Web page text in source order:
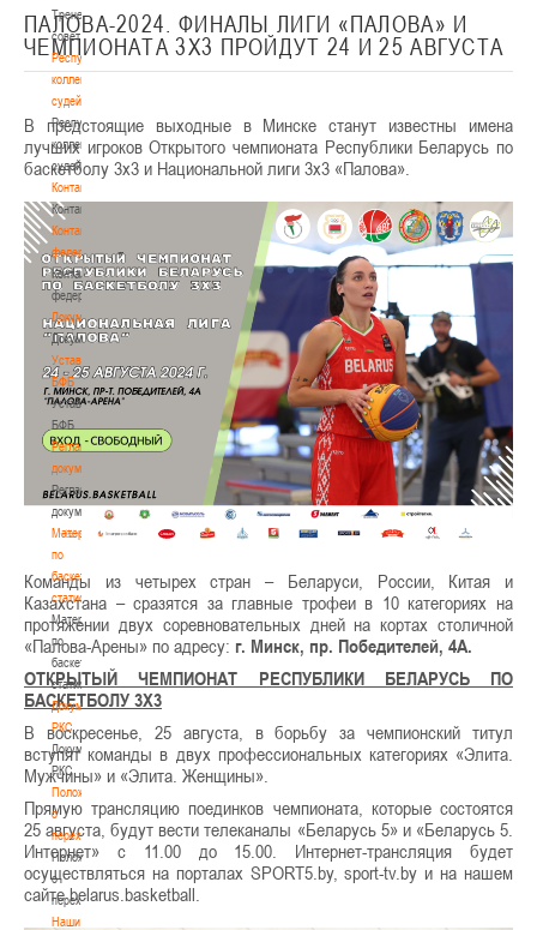
Тренерский
совет
Республиканская
коллегия
судей
Республиканская
коллегия
судей
Контакты
Контакты
Контакты
федерации
Контакты
федерации
Документы
Документы
Устав
БФБ
Устав
БФБ
Регламентирующие
документы
Регламентирующие
документы
Материалы
по
баскетбольной
статистике
Материалы
по
баскетбольной
статистике
Документы
РКС
Документы
РКС
Положение
о
переходах
Положение
о
переходах
Наши
ПАЛОВА-2024. ФИНАЛЫ ЛИГИ «ПАЛОВА» И
ЧЕМПИОНАТА 3Х3 ПРОЙДУТ 24 И 25 АВГУСТА
В предстоящие выходные в Минске станут известны имена
лучших игроков Открытого чемпионата Республики Беларусь по
баскетболу 3х3 и Национальной лиги 3х3 «Палова».
Команды из четырех стран – Беларуси, России, Китая и
Казахстана – сразятся за главные трофеи в 10 категориях на
протяжении двух соревновательных дней на кортах столичной
«Палова-Арены» по адресу: г. Минск, пр. Победителей, 4А.
ОТКРЫТЫЙ ЧЕМПИОНАТ РЕСПУБЛИКИ БЕЛАРУСЬ ПО
БАСКЕТБОЛУ 3Х3
В воскресенье, 25 августа, в борьбу за чемпионский титул
вступят команды в двух профессиональных категориях «Элита.
Мужчины» и «Элита. Женщины».
Прямую трансляцию поединков чемпионата, которые состоятся
25 августа, будут вести телеканалы «Беларусь 5» и «Беларусь 5.
Интернет» с 11.00 до 15.00. Интернет-трансляция будет
осуществляться на порталах SPORT5.by, sport-tv.by и на нашем
сайте belarus.basketball.